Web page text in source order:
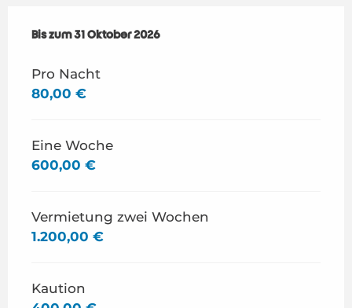
ab1 April 2026bis zum31 Oktober 2026
Bis zum31 Oktober 2026
Pro Nacht
80,00 €
Eine Woche
600,00 €
Vermietung zwei Wochen
1.200,00 €
Kaution